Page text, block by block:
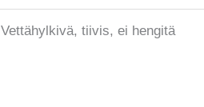
Vettähylkivä, tiivis, ei hengitä